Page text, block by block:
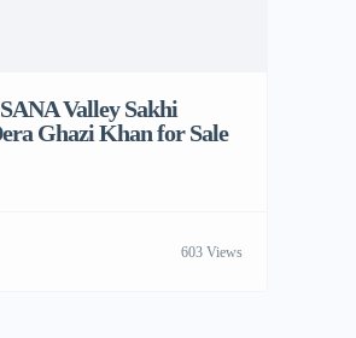
Valley Sakhi
Ghazi Khan for Sale
603 Views